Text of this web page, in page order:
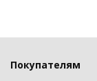
Покупателям